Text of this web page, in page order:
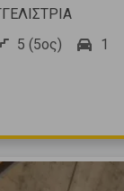
5 (5ος) 1